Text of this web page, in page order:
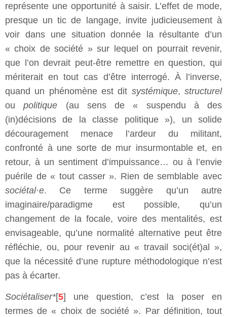
représente une opportunité à saisir. L’effet de mode,
presque un tic de langage, invite judicieusement à
voir dans une situation donnée la résultante d’un
« choix de société » sur lequel on pourrait revenir,
que l’on devrait peut-être remettre en question, qui
mériterait en tout cas d’être interrogé. À l’inverse,
quand un phénomène est dit systémique,structurel
oupolitique (au sens de « suspendu à des
(in)décisions de la classe politique »), un solide
découragement menace l’ardeur du militant,
confronté à une sorte de mur insurmontable et, en
retour, à un sentiment d’impuissance… ou à l’envie
puérile de « tout casser ». Rien de semblable avec
sociétal·e. Ce terme suggère qu’un autre
imaginaire/paradigme est possible, qu’un
changement de la focale, voire des mentalités, est
envisageable, qu’une normalité alternative peut être
réfléchie, ou, pour revenir au « travail soci(ét)al »,
que la nécessité d’une rupture méthodologique n’est
pas à écarter.
Sociétaliser*[5] une question, c’est la poser en
termes de « choix de société ». Par définition, tout